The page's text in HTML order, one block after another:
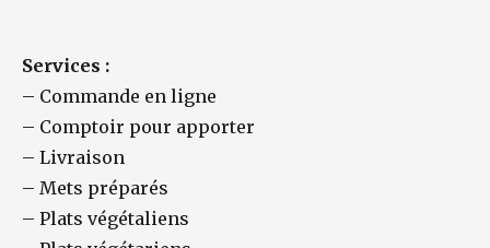
Services :
– Commande en ligne
– Comptoir pour apporter
– Livraison
– Mets préparés
– Plats végétaliens